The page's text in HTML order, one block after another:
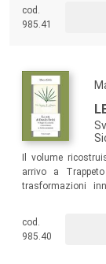
che ha in mente
guerra mondiale.
cod.
985.41
Il volume
arrivo a
trasformazioni
terremoto del
pratica nonviolenta
occidentale ai
cod.
985.40